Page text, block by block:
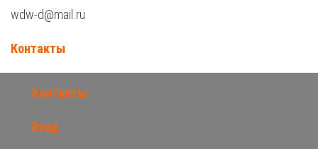
wdw-d@mail.ru
Контакты
Контакты
Вход